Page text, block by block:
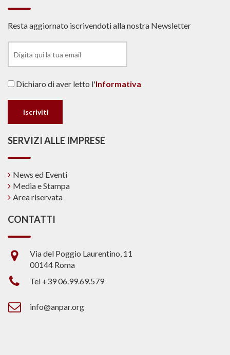
Resta aggiornato iscrivendoti alla nostra Newsletter
Dichiaro di aver letto l'Informativa
SERVIZI ALLE IMPRESE
News ed Eventi
Media e Stampa
Area riservata
CONTATTI
Via del Poggio Laurentino, 11
00144 Roma
Tel +39 06.99.69.579
info@anpar.org